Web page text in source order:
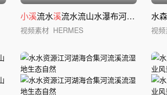
小溪流水溪流水流山水瀑布河流流水泉水
视频素材 HERMES
水
视